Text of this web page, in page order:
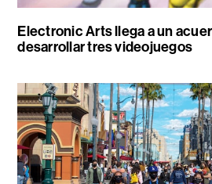
Electronic Arts llega a un
desarrollar tres videojuegos